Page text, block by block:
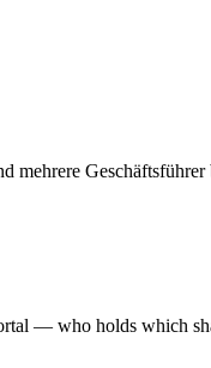
mehrere
— who holds which